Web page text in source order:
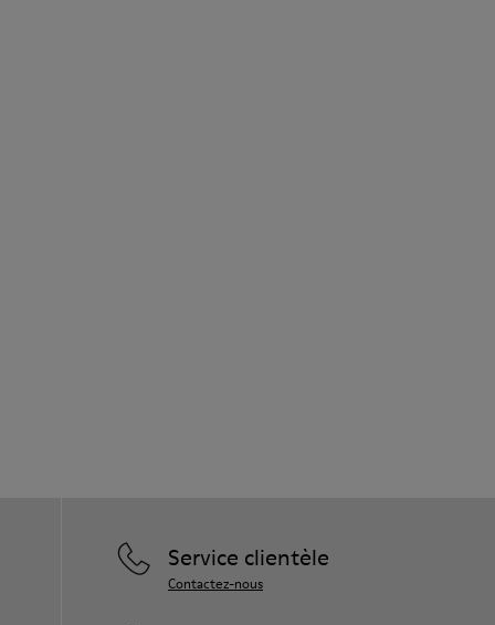
Service clientèle
Contactez-nous